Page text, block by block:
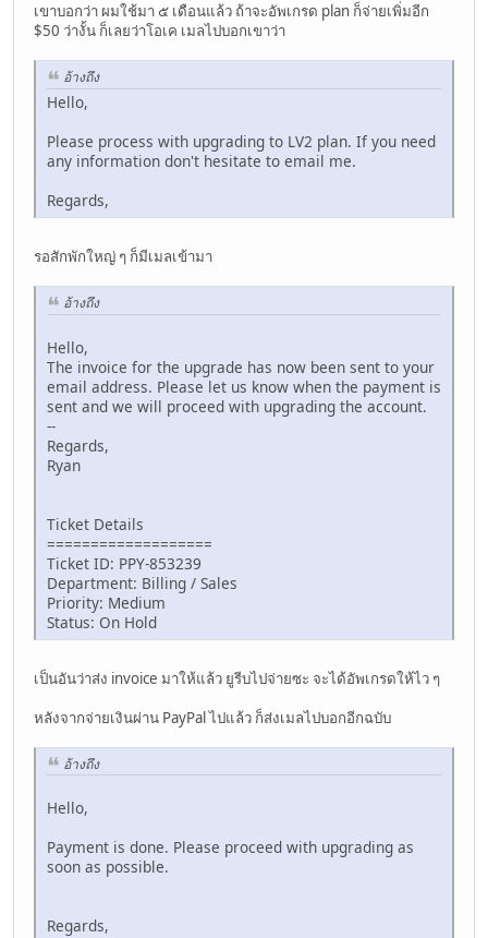
เขาบอกว่า ผมใช้มา ๕ เดือนแล้ว ถ้าจะอัพเกรด plan ก็จ่ายเพิ่มอีก
$50 ว่างั้น ก็เลยว่าโอเค เมลไปบอกเขาว่า
อ้างถึง
Hello,
Please process with upgrading to LV2 plan. If you need
any information don't hesitate to email me.
Regards,
รอสักพักใหญ่ ๆ ก็มีเมลเข้ามา
อ้างถึง
Hello,
The invoice for the upgrade has now been sent to your
email address. Please let us know when the payment is
sent and we will proceed with upgrading the account.
--
Regards,
Ryan
Ticket Details
===================
Ticket ID: PPY-853239
Department: Billing / Sales
Priority: Medium
Status: On Hold
เป็นอันว่าส่ง invoice มาให้แล้ว ยูรีบไปจ่ายซะ จะได้อัพเกรดให้ไว ๆ
หลังจากจ่ายเงินผ่าน PayPal ไปแล้ว ก็ส่งเมลไปบอกอีกฉบับ
อ้างถึง
Hello,
Payment is done. Please proceed with upgrading as
soon as possible.
Regards,